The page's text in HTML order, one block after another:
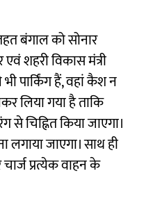
बंगाल को सोनार
शहरी विकास मंत्री
पार्किंग हैं, वहां कैश न
लिया गया है ताकि
चिह्नित किया जाएगा।
लगाया जाएगा। साथ ही
प्रत्येक वाहन के